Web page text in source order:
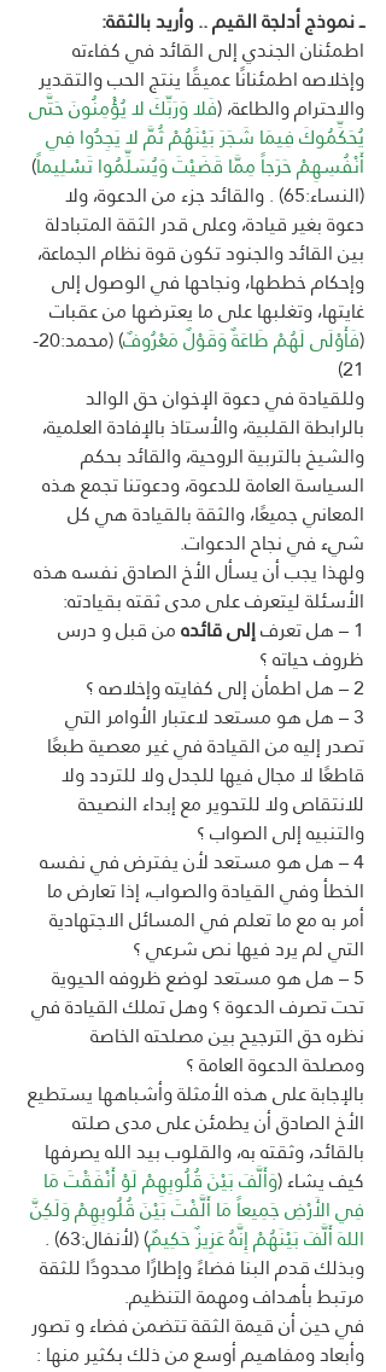
ــ نموذج أدلجة القيم .. وأريد بالثقة:
اطمئنان الجندي إلى القائد في كفاءته
وإخلاصه اطمئنانًا عميقًا ينتج الحب والتقدير
والاحترام والطاعة، (فَلا وَرَبِّكَ لا يُؤْمِنُونَ حَتَّى
يُحَكِّمُوكَ فِيمَا شَجَرَ بَيْنَهُمْ ثُمَّ لا يَجِدُوا فِي
أَنْفُسِهِمْ حَرَجاً مِمَّا قَضَيْتَ وَيُسَلِّمُوا تَسْلِيماً)
(النساء:65) . والقائد جزء من الدعوة، ولا
دعوة بغير قيادة، وعلى قدر الثقة المتبادلة
بين القائد والجنود تكون قوة نظام الجماعة،
وإحكام خططها، ونجاحها في الوصول إلى
غايتها، وتغلبها على ما يعترضها من عقبات
(فَأَوْلَى لَهُمْ طَاعَةٌ وَقَوْلٌ مَعْرُوفٌ ) (محمد:20-
21)
وللقيادة في دعوة الإخوان حق الوالد
بالرابطة القلبية، والأستاذ بالإفادة العلمية،
والشيخ بالتربية الروحية، والقائد بحكم
السياسة العامة للدعوة، ودعوتنا تجمع هذه
المعاني جميعًا، والثقة بالقيادة هي كل
شيء في نجاح الدعوات.
ولهذا يجب أن يسأل الأخ الصادق نفسه هذه
الأسئلة ليتعرف على مدى ثقته بقيادته:
1 – هل تعرف إلى قائده من قبل و درس
ظروف حياته ؟
2 – هل اطمأن إلى كفايته وإخلاصه ؟
3 – هل هو مستعد لاعتبار الأوامر التي
تصدر إليه من القيادة في غير معصية طبعًا
قاطعًا لا مجال فيها للجدل ولا للتردد ولا
للانتقاص ولا للتحوير مع إبداء النصيحة
والتنبيه إلى الصواب ؟
4 – هل هو مستعد لأن يفترض في نفسه
الخطأ وفي القيادة والصواب، إذا تعارض ما
أمر به مع ما تعلم في المسائل الاجتهادية
التي لم يرد فيها نص شرعي ؟
5 – هل هو مستعد لوضع ظروفه الحيوية
تحت تصرف الدعوة ؟ وهل تملك القيادة في
نظره حق الترجيح بين مصلحته الخاصة
ومصلحة الدعوة العامة ؟
بالإجابة على هذه الأمثلة وأشباهها يستطيع
الأخ الصادق أن يطمئن على مدى صلته
بالقائد، وثقته به، والقلوب بيد الله يصرفها
كيف يشاء (وَأَلَّفَ بَيْنَ قُلُوبِهِمْ لَوْ أَنْفَقْتَ مَا
فِي الأَرْضِ جَمِيعاً مَا أَلَّفْتَ بَيْنَ قُلُوبِهِمْ وَلَكِنَّ
اللهَ أَلَّفَ بَيْنَهُمْ إِنَّهُ عَزِيزٌ حَكِيمٌ) (لأنفال:63) .
وبذلك قدم البنا فضاءً وإطارًا محدودًا للثقة
مرتبط بأهداف ومهمة التنظيم.
في حين أن قيمة الثقة تتضمن فضاء و تصور
وأبعاد ومفاهيم أوسع من ذلك بكثير منها :